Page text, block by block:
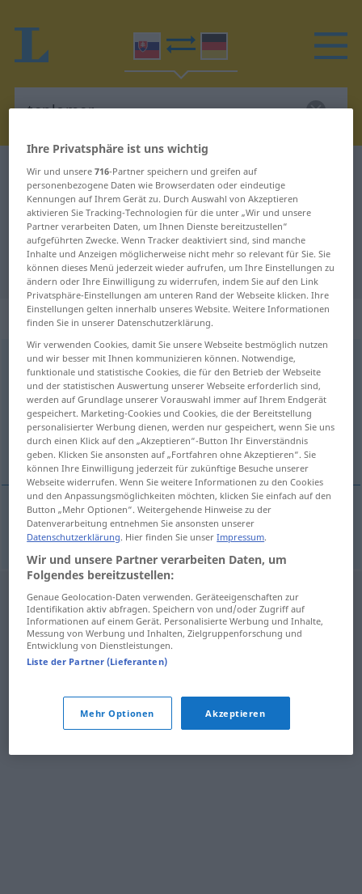
Slowakisch-Deutsch Wörterbuch teplomer
Slowakisch-Deutsch Übersetzung
für "teplomer"
"teplomer" Deutsch Übersetzung
„teplomer“: maskulin
teplomerm
Übersicht aller Übersetzungen
(Für mehr Details die Übersetzung anklicken/antippen)
Thermometer
Thermometern teplomer
Ihre Privatsphäre ist uns wichtig
Wir und unsere716-Partner speichern und greifen auf
personenbezogene Daten wie Browserdaten oder eindeutige
Kennungen auf Ihrem Gerät zu. Durch Auswahl von Akzeptieren
aktivieren Sie Tracking-Technologien für die unter „Wir und unsere
Partner verarbeiten Daten, um Ihnen Dienste bereitzustellen“
aufgeführten Zwecke. Wenn Tracker deaktiviert sind, sind manche
Inhalte und Anzeigen möglicherweise nicht mehr so relevant für Sie. Sie
können dieses Menü jederzeit wieder aufrufen, um Ihre Einstellungen zu
ändern oder Ihre Einwilligung zu widerrufen, indem Sie auf den Link
Privatsphäre-Einstellungen am unteren Rand der Webseite klicken. Ihre
Einstellungen gelten innerhalb unseres Website. Weitere Informationen
finden Sie in unserer Datenschutzerklärung.
Wir verwenden Cookies, damit Sie unsere Webseite bestmöglich nutzen
und wir besser mit Ihnen kommunizieren können. Notwendige,
funktionale und statistische Cookies, die für den Betrieb der Webseite
und der statistischen Auswertung unserer Webseite erforderlich sind,
werden auf Grundlage unserer Vorauswahl immer auf Ihrem Endgerät
gespeichert. Marketing-Cookies und Cookies, die der Bereitstellung
personalisierter Werbung dienen, werden nur gespeichert, wenn Sie uns
durch einen Klick auf den „Akzeptieren“-Button Ihr Einverständnis
geben. Klicken Sie ansonsten auf „Fortfahren ohne Akzeptieren“. Sie
können Ihre Einwilligung jederzeit für zukünftige Besuche unserer
Webseite widerrufen. Wenn Sie weitere Informationen zu den Cookies
und den Anpassungsmöglichkeiten möchten, klicken Sie einfach auf den
Button „Mehr Optionen“. Weitergehende Hinweise zu der
Datenverarbeitung entnehmen Sie ansonsten unserer
Datenschutzerklärung. Hier finden Sie unserImpressum.
Wir und unsere Partner verarbeiten Daten, um
Folgendes bereitzustellen:
Genaue Geolocation-Daten verwenden. Geräteeigenschaften zur
Identifikation aktiv abfragen. Speichern von und/oder Zugriff auf
Informationen auf einem Gerät. Personalisierte Werbung und Inhalte,
Messung von Werbung und Inhalten, Zielgruppenforschung und
Entwicklung von Dienstleistungen.
Liste der Partner (Lieferanten)
Mehr Optionen Akzeptieren